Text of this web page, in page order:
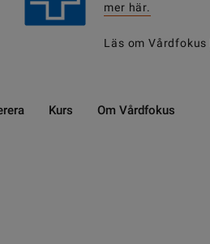
mer här.
Läs om Vårdfokus
Kurs Om Vårdfokus